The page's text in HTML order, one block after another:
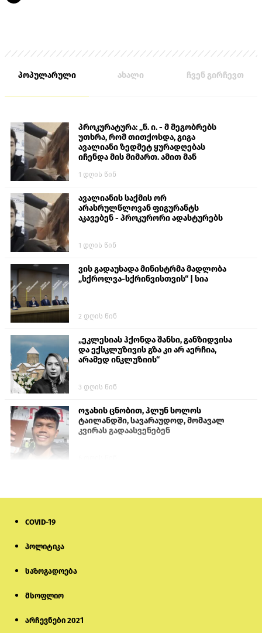
პოპულარული ახალი ჩვენ გირჩევთ
პროკურატურა: „ნ. ი. - მ მეგობრებს
უთხრა, რომ თითქოსდა, გიგა
ავალიანი ზედმეტ ყურადღებას
იჩენდა მის მიმართ. ამით მან
თავს დასხმოდა გიგა ავალიანს“
1 დღის წინ
ავალიანის საქმის ორ
არასრულწლოვან ფიგურანტს
აკავებენ - პროკურორი ადასტურებს
1 დღის წინ
ვის გადაუხადა მინისტრმა მადლობა
„სქროლვა-სქრინვისთვის“ | სია
2 დღის წინ
„ეკლესიას ჰქონდა შანსი, განზიდვისა
და ექსკლუზივის გზა კი არ აერჩია,
არამედ ინკლუზიის“
3 დღის წინ
ოჯახის ცნობით, ჰლუნ სოლოს
ტაილანდში, სავარაუდოდ, მომავალ
კვირას გადაასვენებენ
ნიკოლ ფაშინიანის ცოლს, ანნა
COVID-19
პოლიტიკა
საზოგადოება
მსოფლიო
არჩევნები 2021